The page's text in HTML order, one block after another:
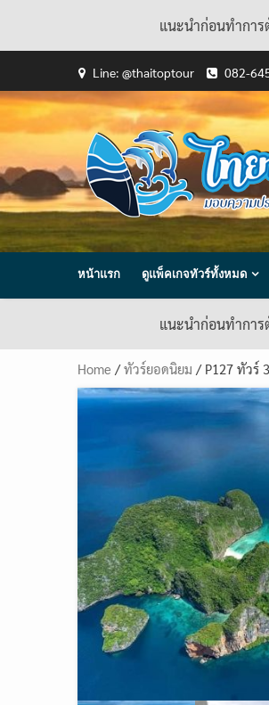
แนะนำก่อนทำการ
content
Line: @thaitoptour 082-
หน้าแรก ดูแพ็คเกจทัวร์ทั้งหมด
แนะนำก่อนทำการ
Home /ทัวร์ยอดนิยม / P127 ทัวร์